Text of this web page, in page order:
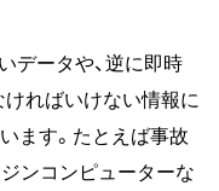
データや、逆に即時
ればいけない情報に
ます。たとえば事故
ンコンピューターな